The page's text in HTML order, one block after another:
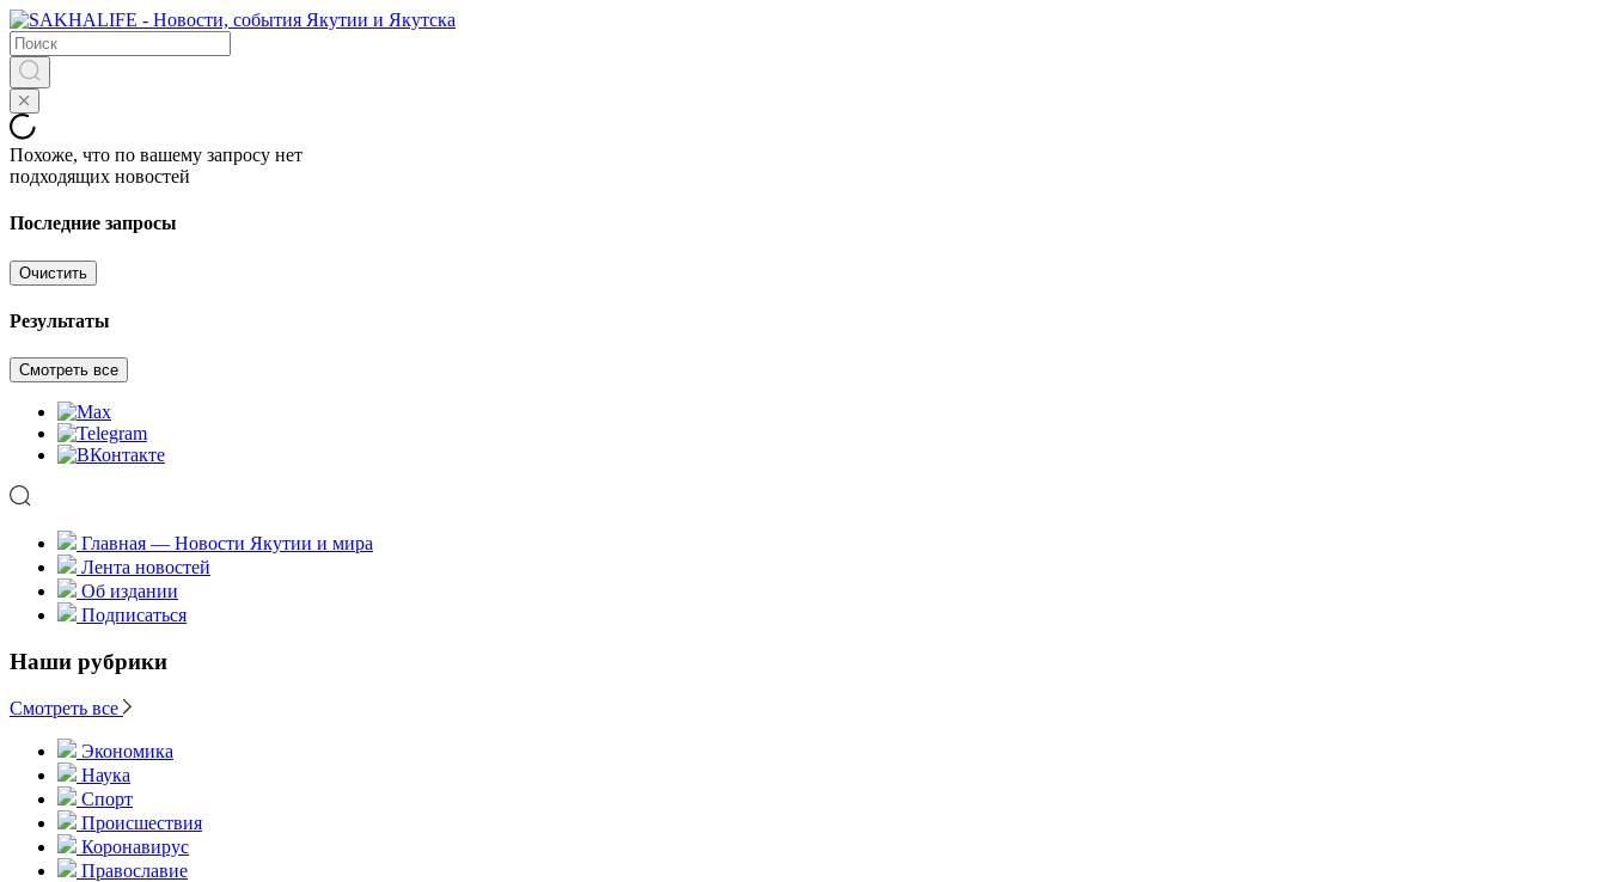
Похоже, что по вашему запросу нет
подходящих новостей
Последние запросы
Очистить
Результаты
Смотреть все
Главная — Новости Якутии и мира
Лента новостей
Об издании
Подписаться
Наши рубрики
Смотреть все
Экономика
Наука
Спорт
Происшествия
Коронавирус
Православие